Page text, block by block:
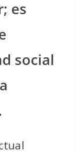
es
social